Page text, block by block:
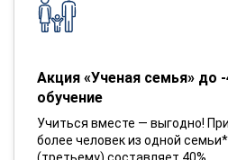
Акция «Ученая семья» до
обучение
Учиться вместе — выгодно!
более человек из одной